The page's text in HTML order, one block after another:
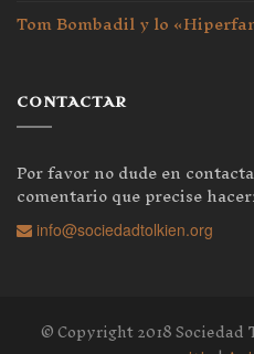
Tom Bombadil y lo
CONTACTAR
Por favor no dude en
comentario que precise
info@sociedadtolkien.org
© Copyright 2018 Sociedad